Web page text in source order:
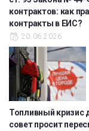
контрактов: как
контракты в ЕИС?
20.06.2026
Топливный
совет просит